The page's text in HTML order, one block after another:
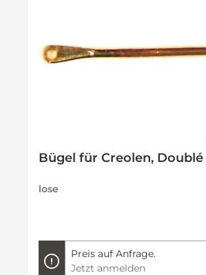
Bügel für Creolen, Doublé
lose
Preis auf Anfrage.
Jetzt anmelden